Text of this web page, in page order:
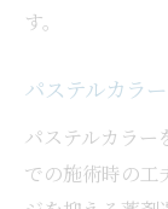
す。
パステルカラ
パステルカラ
での施術時の工